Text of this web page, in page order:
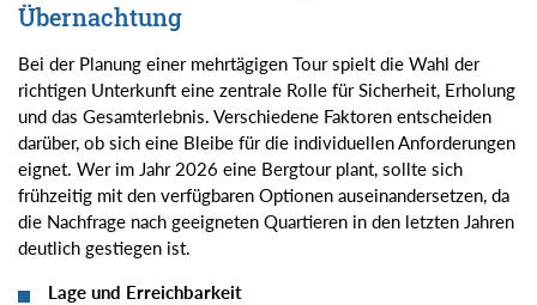
Übernachtung
Bei der Planung einer mehrtägigen Tour spielt die Wahl der
richtigen Unterkunft eine zentrale Rolle für Sicherheit, Erholung
und das Gesamterlebnis. Verschiedene Faktoren entscheiden
darüber, ob sich eine Bleibe für die individuellen Anforderungen
eignet. Wer im Jahr 2026 eine Bergtour plant, sollte sich
frühzeitig mit den verfügbaren Optionen auseinandersetzen, da
die Nachfrage nach geeigneten Quartieren in den letzten Jahren
deutlich gestiegen ist.
Lage und Erreichbarkeit